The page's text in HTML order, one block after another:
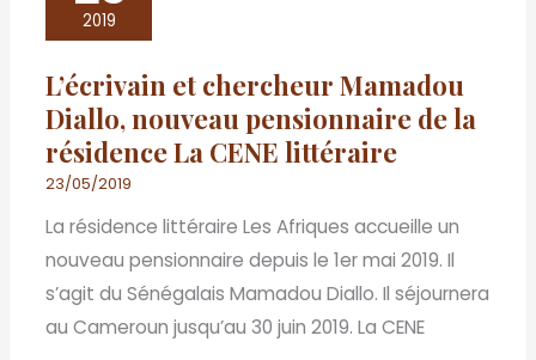
2019
L’écrivain et chercheur Mamadou
Diallo, nouveau pensionnaire de la
résidence La CENE littéraire
23/05/2019
La résidence littéraire Les Afriques accueille un
nouveau pensionnaire depuis le 1er mai 2019. Il
s’agit du Sénégalais Mamadou Diallo. Il séjournera
au Cameroun jusqu’au 30 juin 2019. La CENE
chercheur
Diallo,
nouveau
pensionnaire
de
la
résidence
La
CENE